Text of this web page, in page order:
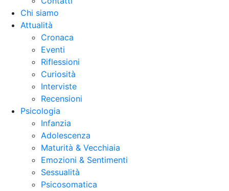
Chi siamo
Attualità
Cronaca
Eventi
Riflessioni
Curiosità
Interviste
Recensioni
Psicologia
Infanzia
Adolescenza
Maturità & Vecchiaia
Emozioni & Sentimenti
Sessualità
Psicosomatica